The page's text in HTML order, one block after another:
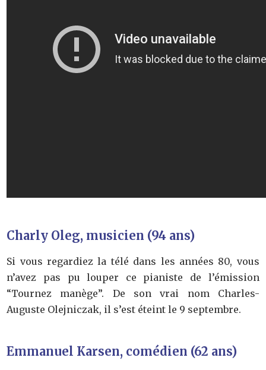
Charly Oleg, musicien (94 ans)
Si vous regardiez la télé dans les années 80, vous
n’avez pas pu louper ce pianiste de l’émission
“Tournez manège”. De son vrai nom Charles-
Auguste Olejniczak, il s’est éteint le 9 septembre.
Emmanuel Karsen, comédien (62 ans)